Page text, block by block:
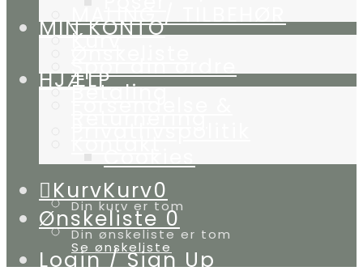
MALING / TILBEHØR
MIN KONTO
Kurv
Spor din ordre
HJÆLP
Betaling
Cookies
KurvKurv0
Din kurv er tom
Ønskeliste 0
Din ønskeliste er tom
Se ønskeliste
Login / Sign Up